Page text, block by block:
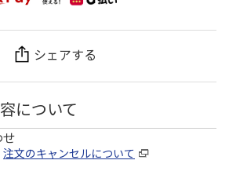
シェアする
について
注文のキャンセルについて